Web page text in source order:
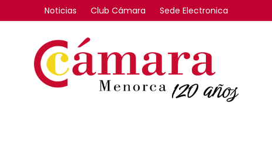
Noticias Club Cámara Sede Electronica